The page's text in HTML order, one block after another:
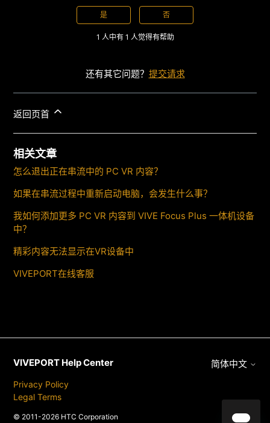
是 否
1 人中有 1 人觉得有帮助
还有其它问题？ 提交请求
返回页首
相关文章
怎么退出正在串流中的 PC VR 内容？
如果在串流过程中重新启动电脑，会发生什么事？
我如何添加更多 PC VR 内容到 VIVE Focus Plus 一体机设备
中？
精彩内容无法显示在VR设备中
VIVEPORT在线客服
VIVEPORT Help Center
Privacy Policy
Legal Terms
© 2011-2026 HTC Corporation
简体中文